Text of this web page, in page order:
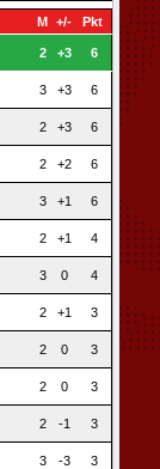
M +/- Pkt
2 +3 6
3 +3 6
2 +3 6
2 +2 6
3 +1 6
2 +1 4
3 0 4
2 +1 3
2 0 3
2 0 3
2 -1 3
3 -3 3